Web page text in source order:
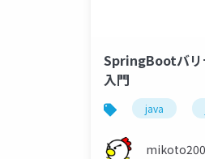
SpringBootバリ
入門
java